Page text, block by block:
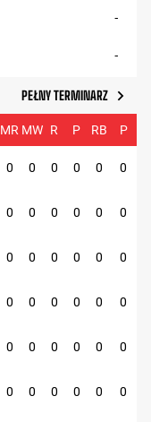
-
-
PEŁNY TERMINARZ
MR MW R P RB P
0 0 0 0 0 0
0 0 0 0 0 0
0 0 0 0 0 0
0 0 0 0 0 0
0 0 0 0 0 0
0 0 0 0 0 0